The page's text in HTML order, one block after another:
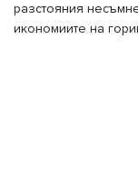
разстояния
икономиите на